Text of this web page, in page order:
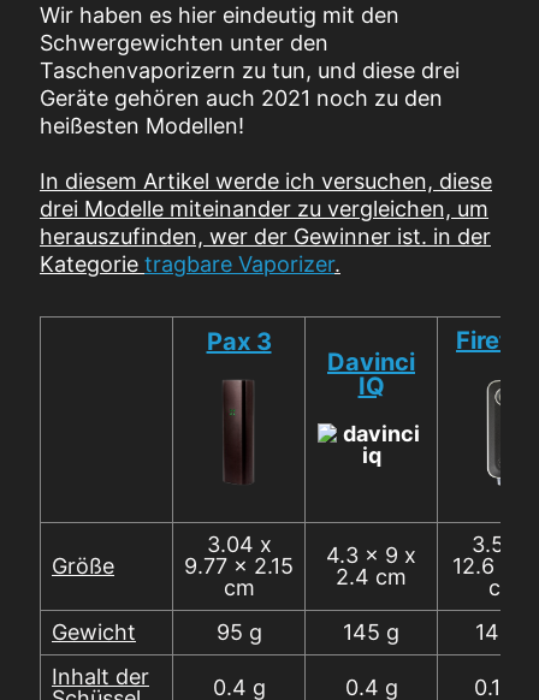
Wir haben es hier eindeutig mit den
Schwergewichten unter den
Taschenvaporizern zu tun, und diese drei
Geräte gehören auch 2021 noch zu den
heißesten Modellen!
In diesem Artikel werde ich versuchen, diese
drei Modelle miteinander zu vergleichen, um
herauszufinden, wer der Gewinner ist. in der
Kategorie tragbare Vaporizer.
Pax 3
Davinci
IQ
Firefly
Größe
3.04 x
9.77 x 2.15
cm
4.3 x 9 x
2.4 cm
3.55 x
12.6 x
cm
Gewicht
95 g 145 g
140 g
Inhalt der
0.4 g 0.4 g 0.15 g